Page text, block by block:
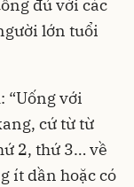
đủ với các
lớn tuổi
“Uống với
cứ từ từ
2, thứ 3… về
ít dần hoặc có